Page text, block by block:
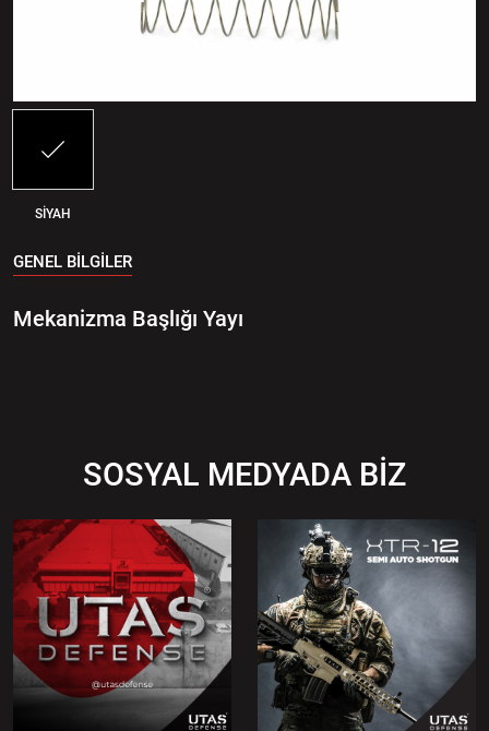
SİYAH
GENEL BİLGİLER
Mekanizma Başlığı Yayı
SOSYAL MEDYADA BİZ